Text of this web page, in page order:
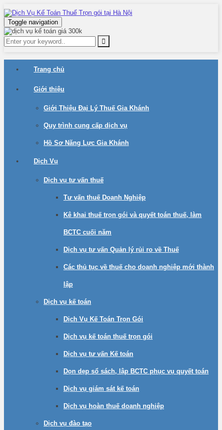
Toggle navigation
Trang chủ
Giới thiệu
Giới Thiệu Đại Lý Thuế Gia Khánh
Quy trình cung cấp dịch vụ
Hồ Sơ Năng Lực Gia Khánh
Dịch Vụ
Dịch vụ tư vấn thuế
Tư vấn thuế Doanh Nghiệp
Kê khai thuế trọn gói và quyết toán thuế, làm
BCTC cuối năm
Dịch vụ tư vấn Quản lý rủi ro về Thuế
Các thủ tục về thuế cho doanh nghiệp mới thành
lập
Dịch vụ kế toán
Dịch Vụ Kế Toán Trọn Gói
Dịch vụ kế toán thuế trọn gói
Dịch vụ tư vấn Kế toán
Dọn dẹp sổ sách, lập BCTC phục vụ quyết toán
Dịch vụ giám sát kế toán
Dịch vụ hoàn thuế doanh nghiệp
Dịch vụ đào tạo